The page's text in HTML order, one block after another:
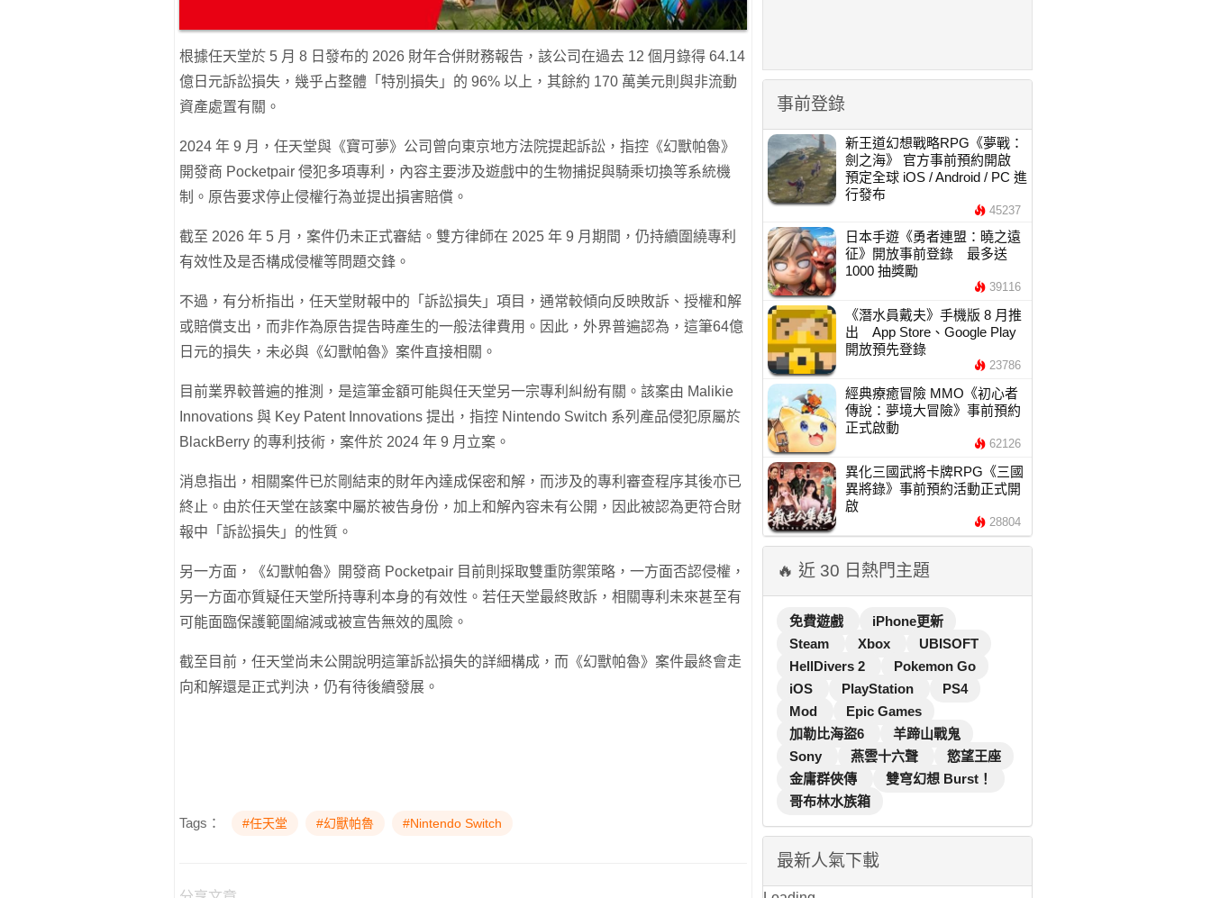
根據任天堂於 5 月 8 日發布的 2026 財年合併財務報告，該公司在過去 12 個月錄得 64.14
億日元訴訟損失，幾乎占整體「特別損失」的 96% 以上，其餘約 170 萬美元則與非流動
資產處置有關。
2024 年 9 月，任天堂與《寶可夢》公司曾向東京地方法院提起訴訟，指控《幻獸帕魯》
開發商 Pocketpair 侵犯多項專利，內容主要涉及遊戲中的生物捕捉與騎乘切換等系統機
制。原告要求停止侵權行為並提出損害賠償。
截至 2026 年 5 月，案件仍未正式審結。雙方律師在 2025 年 9 月期間，仍持續圍繞專利
有效性及是否構成侵權等問題交鋒。
不過，有分析指出，任天堂財報中的「訴訟損失」項目，通常較傾向反映敗訴、授權和解
或賠償支出，而非作為原告提告時產生的一般法律費用。因此，外界普遍認為，這筆64億
日元的損失，未必與《幻獸帕魯》案件直接相關。
目前業界較普遍的推測，是這筆金額可能與任天堂另一宗專利糾紛有關。該案由 Malikie
Innovations 與 Key Patent Innovations 提出，指控 Nintendo Switch 系列產品侵犯原屬於
BlackBerry 的專利技術，案件於 2024 年 9 月立案。
消息指出，相關案件已於剛結束的財年內達成保密和解，而涉及的專利審查程序其後亦已
終止。由於任天堂在該案中屬於被告身份，加上和解內容未有公開，因此被認為更符合財
報中「訴訟損失」的性質。
另一方面，《幻獸帕魯》開發商 Pocketpair 目前則採取雙重防禦策略，一方面否認侵權，
另一方面亦質疑任天堂所持專利本身的有效性。若任天堂最終敗訴，相關專利未來甚至有
可能面臨保護範圍縮減或被宣告無效的風險。
截至目前，任天堂尚未公開說明這筆訴訟損失的詳細構成，而《幻獸帕魯》案件最終會走
向和解還是正式判決，仍有待後續發展。
Tags： #任天堂 #幻獸帕魯 #Nintendo Switch
事前登錄
新王道幻想戰略RPG《夢戰：
劍之海》 官方事前預約開啟
預定全球 iOS / Android / PC 進
行發布
45237
日本手遊《勇者連盟：曉之遠
征》開放事前登錄 最多送
1000 抽獎勵
39116
《潛水員戴夫》手機版 8 月推
出 App Store、Google Play
開放預先登錄
23786
經典療癒冒險 MMO《初心者
傳說：夢境大冒險》事前預約
正式啟動
62126
異化三國武將卡牌RPG《三國
異將錄》事前預約活動正式開
啟
28804
🔥 近 30 日熱門主題
免費遊戲
iPhone更新
Steam
Xbox
UBISOFT
HellDivers 2
Pokemon Go
iOS
PlayStation
PS4
Mod
Epic Games
加勒比海盜6
羊蹄山戰鬼
Sony
燕雲十六聲
慾望王座
金庸群俠傳
雙穹幻想 Burst！
哥布林水族箱
最新人氣下載